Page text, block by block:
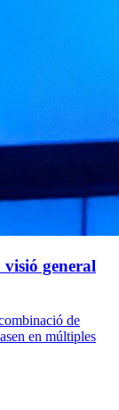
general
de
en múltiples